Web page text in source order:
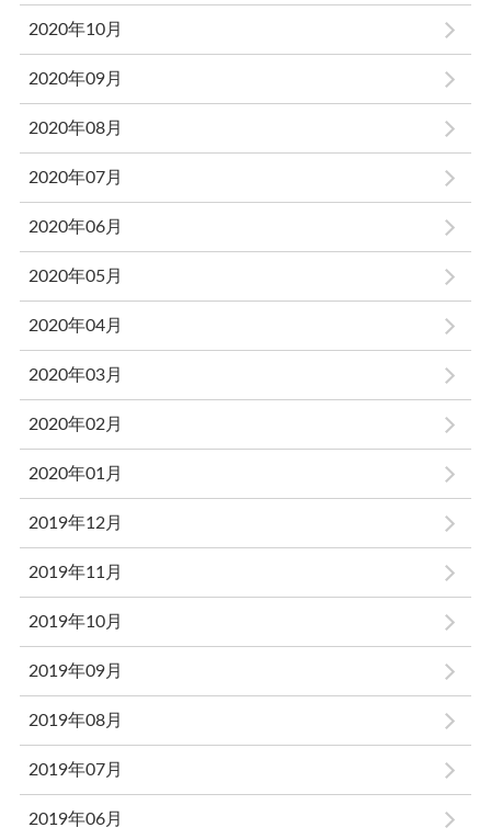
2020年10月
2020年09月
2020年08月
2020年07月
2020年06月
2020年05月
2020年04月
2020年03月
2020年02月
2020年01月
2019年12月
2019年11月
2019年10月
2019年09月
2019年08月
2019年07月
2019年06月